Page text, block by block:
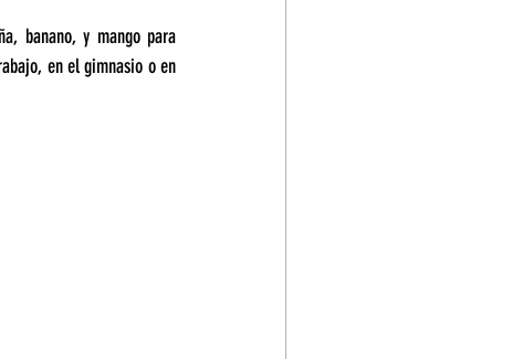
banano, y mango para
en el gimnasio o en